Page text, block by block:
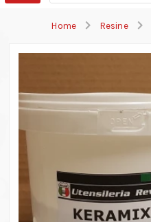
Home Resine